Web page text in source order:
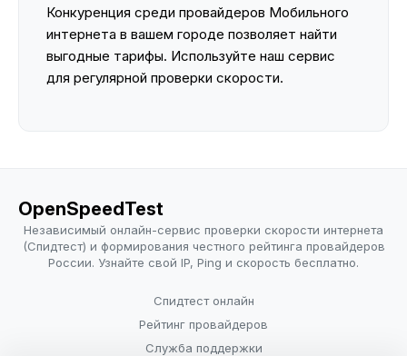
Конкуренция среди провайдеров Мобильного
интернета в вашем городе позволяет найти
выгодные тарифы. Используйте наш сервис
для регулярной проверки скорости.
OpenSpeedTest
Независимый онлайн-сервис проверки скорости интернета
(Спидтест) и формирования честного рейтинга провайдеров
России. Узнайте свой IP, Ping и скорость бесплатно.
Спидтест онлайн
Рейтинг провайдеров
Служба поддержки